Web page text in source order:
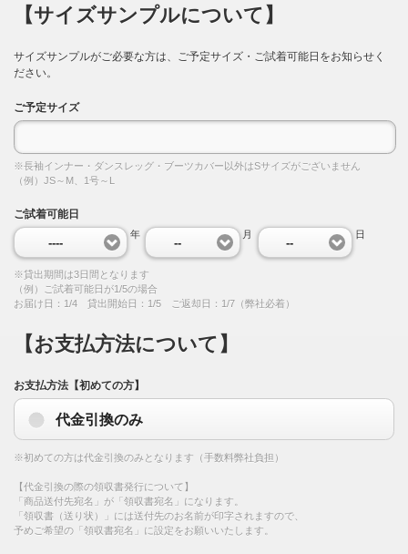
【サイズサンプルについて】
サイズサンプルがご必要な方は、ご予定サイズ・ご試着可能日をお知らせく
ださい。
ご予定サイズ
※長袖インナー・ダンスレッグ・ブーツカバー以外はSサイズがございません
（例）JS～M、1号～L
ご試着可能日
----
年
--
月
--
日
※貸出期間は3日間となります
（例）ご試着可能日が1/5の場合
お届け日：1/4 貸出開始日：1/5 ご返却日：1/7（弊社必着）
【お支払方法について】
お支払方法【初めての方】
代金引換のみ
※初めての方は代金引換のみとなります（手数料弊社負担）
【代金引換の際の領収書発行について】
「商品送付先宛名」が「領収書宛名」になります。
「領収書（送り状）」には送付先のお名前が印字されますので、
予めご希望の「領収書宛名」に設定をお願いいたします。